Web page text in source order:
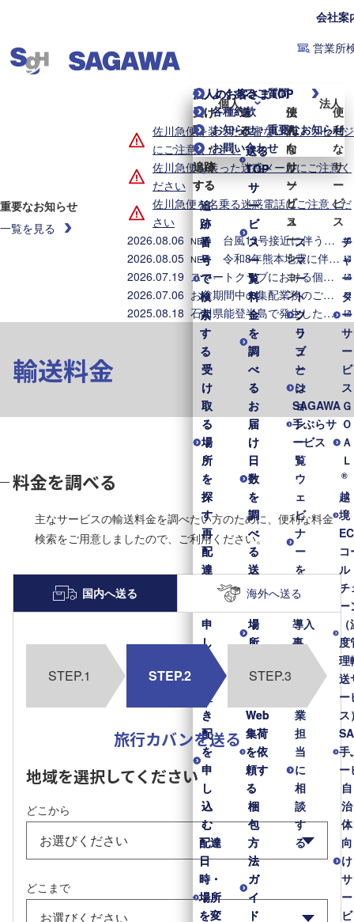
会社案
営業所
個人
個人のお客さまTOP
受け
取
る・
追跡
する
追
跡
番
号
で
検
索
す
る
受
け
取
る
場
所
を
探
す
再
配
達
申
し
置
き
配
を
申
し
込
む
配達
日
時・
場所
を変
送
る
送る
TOP
サ
ー
ビ
ス
一
覧
料
金
を
調
べ
る
お
届
け
日
数
を
調
べ
る
送
れ
場
所
探
Web
集荷
を依
頼す
る
梱
包
方
法
ガ
イ
ド
便
利
な
サ
ー
ビ
ス
ス
マ
ー
ト
ク
ラ
ブ
と
は
SAGAWA
手ぶらサ
ービス
法人
法人のお客さまTOP
受け
取
る・
追跡
する
追
跡
番
号
で
検
索
す
る
受
け
取
る
場
所
を
探
す
再
配
達
申
し
置
き
配
を
申
し
込
む
配達
日
時・
場所
を変
送
る
送る
TOP
サ
ー
ビ
ス
一
覧
料
金
を
調
べ
る
お
届
け
日
数
を
調
べ
る
送
れ
場
所
探
Web
集荷
を依
頼す
る
梱
包
方
法
ガ
イ
ド
法
人
向
け
ソ
リ
ュ
ー
シ
ョ
ン
ソ
リ
ュ
ー
シ
ョ
ン
一
覧
ウ
ェ
ビ
ナ
ー
を
見
導入
事
例・
業
担
当
に
相
談
す
る
便
利
な
サ
ー
ビ
ス
チ
ャ
ー
タ
ー
サ
ー
ビ
ス
Ｇ
Ｏ
Ａ
Ｌ
®
越
境
EC
コ
ル
チ
ー
度
理
送
ー
ス
手
ー
自
治
体
向
け
サ
ー
ビ
よくあるご質問
各種約款
お知らせ・重要なお知らせ
お問い合わせ
重要なお知らせ
一覧を見る
佐川急便を装った不審なLINEメッセージ
にご注意ください
佐川急便を装った迷惑メールにご注意く
ださい
佐川急便を名乗る迷惑電話にご注意くだ
さい
2026.08.06 NEW
台風13号接近に伴う集配業務への影響について（2026年8月6日8時時点）
2026.08.05 NEW
令和8年熊本地震に伴う集配への影響について（2026年8月5日8時時点）
2026.07.19
スマートクラブにおける個人情報漏えいに関するお詫びとお知らせ
2026.07.06
お盆期間中の集配業務のご案内
2025.08.18
石川県能登半島で発生した地震・大雨に伴う配送への影響について
輸送料金
料金を調べる
主なサービスの輸送料金を調べたい方のために、便利な料金
検索をご用意しましたので、ご利用ください。
国内へ送る 海外へ送る
STEP.1 STEP.2 STEP.3
旅行カバンを送る
地域を選択してください
どこから
どこまで